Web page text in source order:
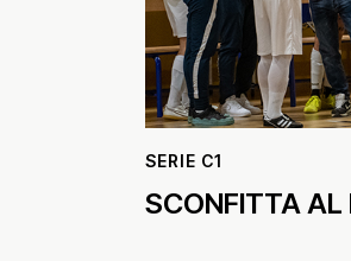
SERIE C1
SCONFITTA AL